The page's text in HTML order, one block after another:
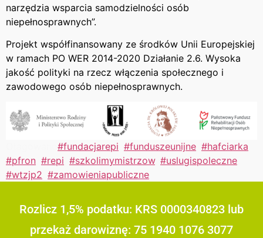
narzędzia wsparcia samodzielności osób
niepełnosprawnych”.
Projekt współfinansowany ze środków Unii Europejskiej
w ramach PO WER 2014-2020 Działanie 2.6. Wysoka
jakość polityki na rzecz włączenia społecznego i
zawodowego osób niepełnosprawnych.
#fundacjarepi #funduszeunijne #hafciarka
#pfron #repi #szkolimymistrzow, #uslugispoleczne
#wtzjp2 #zamowieniapubliczne
Rozlicz 1,5% podatku: KRS 0000340823 lub
przekaż darowiznę: 75 1940 1076 3077